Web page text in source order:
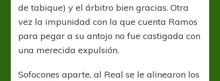
de tabique) y el árbitro bien gracias. Otra
vez la impunidad con la que cuenta Ramos
para pegar a su antojo no fue castigada con
una merecida expulsión.
Sofocones aparte, al Real se le alinearon los